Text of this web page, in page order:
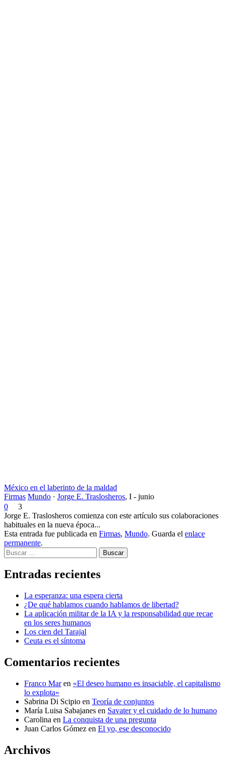
México en el laberinto de la maldad
Firmas Mundo · Jorge E. Traslosheros, I - junio
0
3
Jorge E. Traslosheros comienza con este artículo sus colaboraciones
habituales en la nueva época...
Esta entrada fue publicada en Firmas, Mundo. Guarda el enlace
permanente.
Buscar
Entradas recientes
La esperanza: una espera cierta
¿De qué hablamos cuando hablamos de libertad?
La aplicación militar de la IA y la responsabilidad que recae
en los seres humanos
Los cien del Tarajal
Ceuta es el síntoma
Comentarios recientes
Franco Maren «El deseo humano es insaciable, el capitalismo
lo explota»
Sabrina Di Scipio en Teoría de conjuntos
María Luisa Sabajanes en Savater y el cuidado de lo humano
Carolina en La conquista de una pregunta
Juan Carlos Gómez en El yo, ese desconocido
Archivos